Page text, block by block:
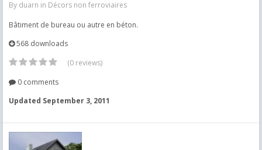
By duarn in Décors non ferroviaires
Bâtiment de bureau ou autre en béton.
568 downloads
(0 reviews)
0 comments
Updated September 3, 2011